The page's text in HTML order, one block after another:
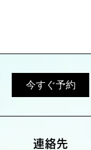
今すぐ予約
連絡先